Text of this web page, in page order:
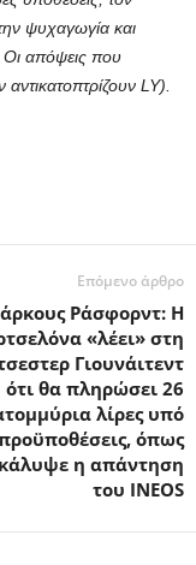
ψυχαγωγία και
Οι απόψεις που
LY).
Επόμενο άρθρο
Ράσφορντ: Η
«λέει» στη
Γιουνάιτεντ
ότι θα πληρώσει 26
λίρες υπό
όπως
η απάντηση
του INEOS